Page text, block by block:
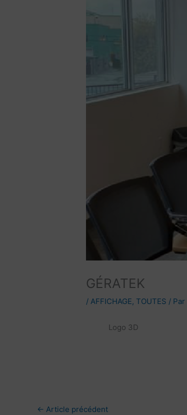
GÉRATEK
/AFFICHAGE, TOUTES / Par
Logo 3D
← Article précédent